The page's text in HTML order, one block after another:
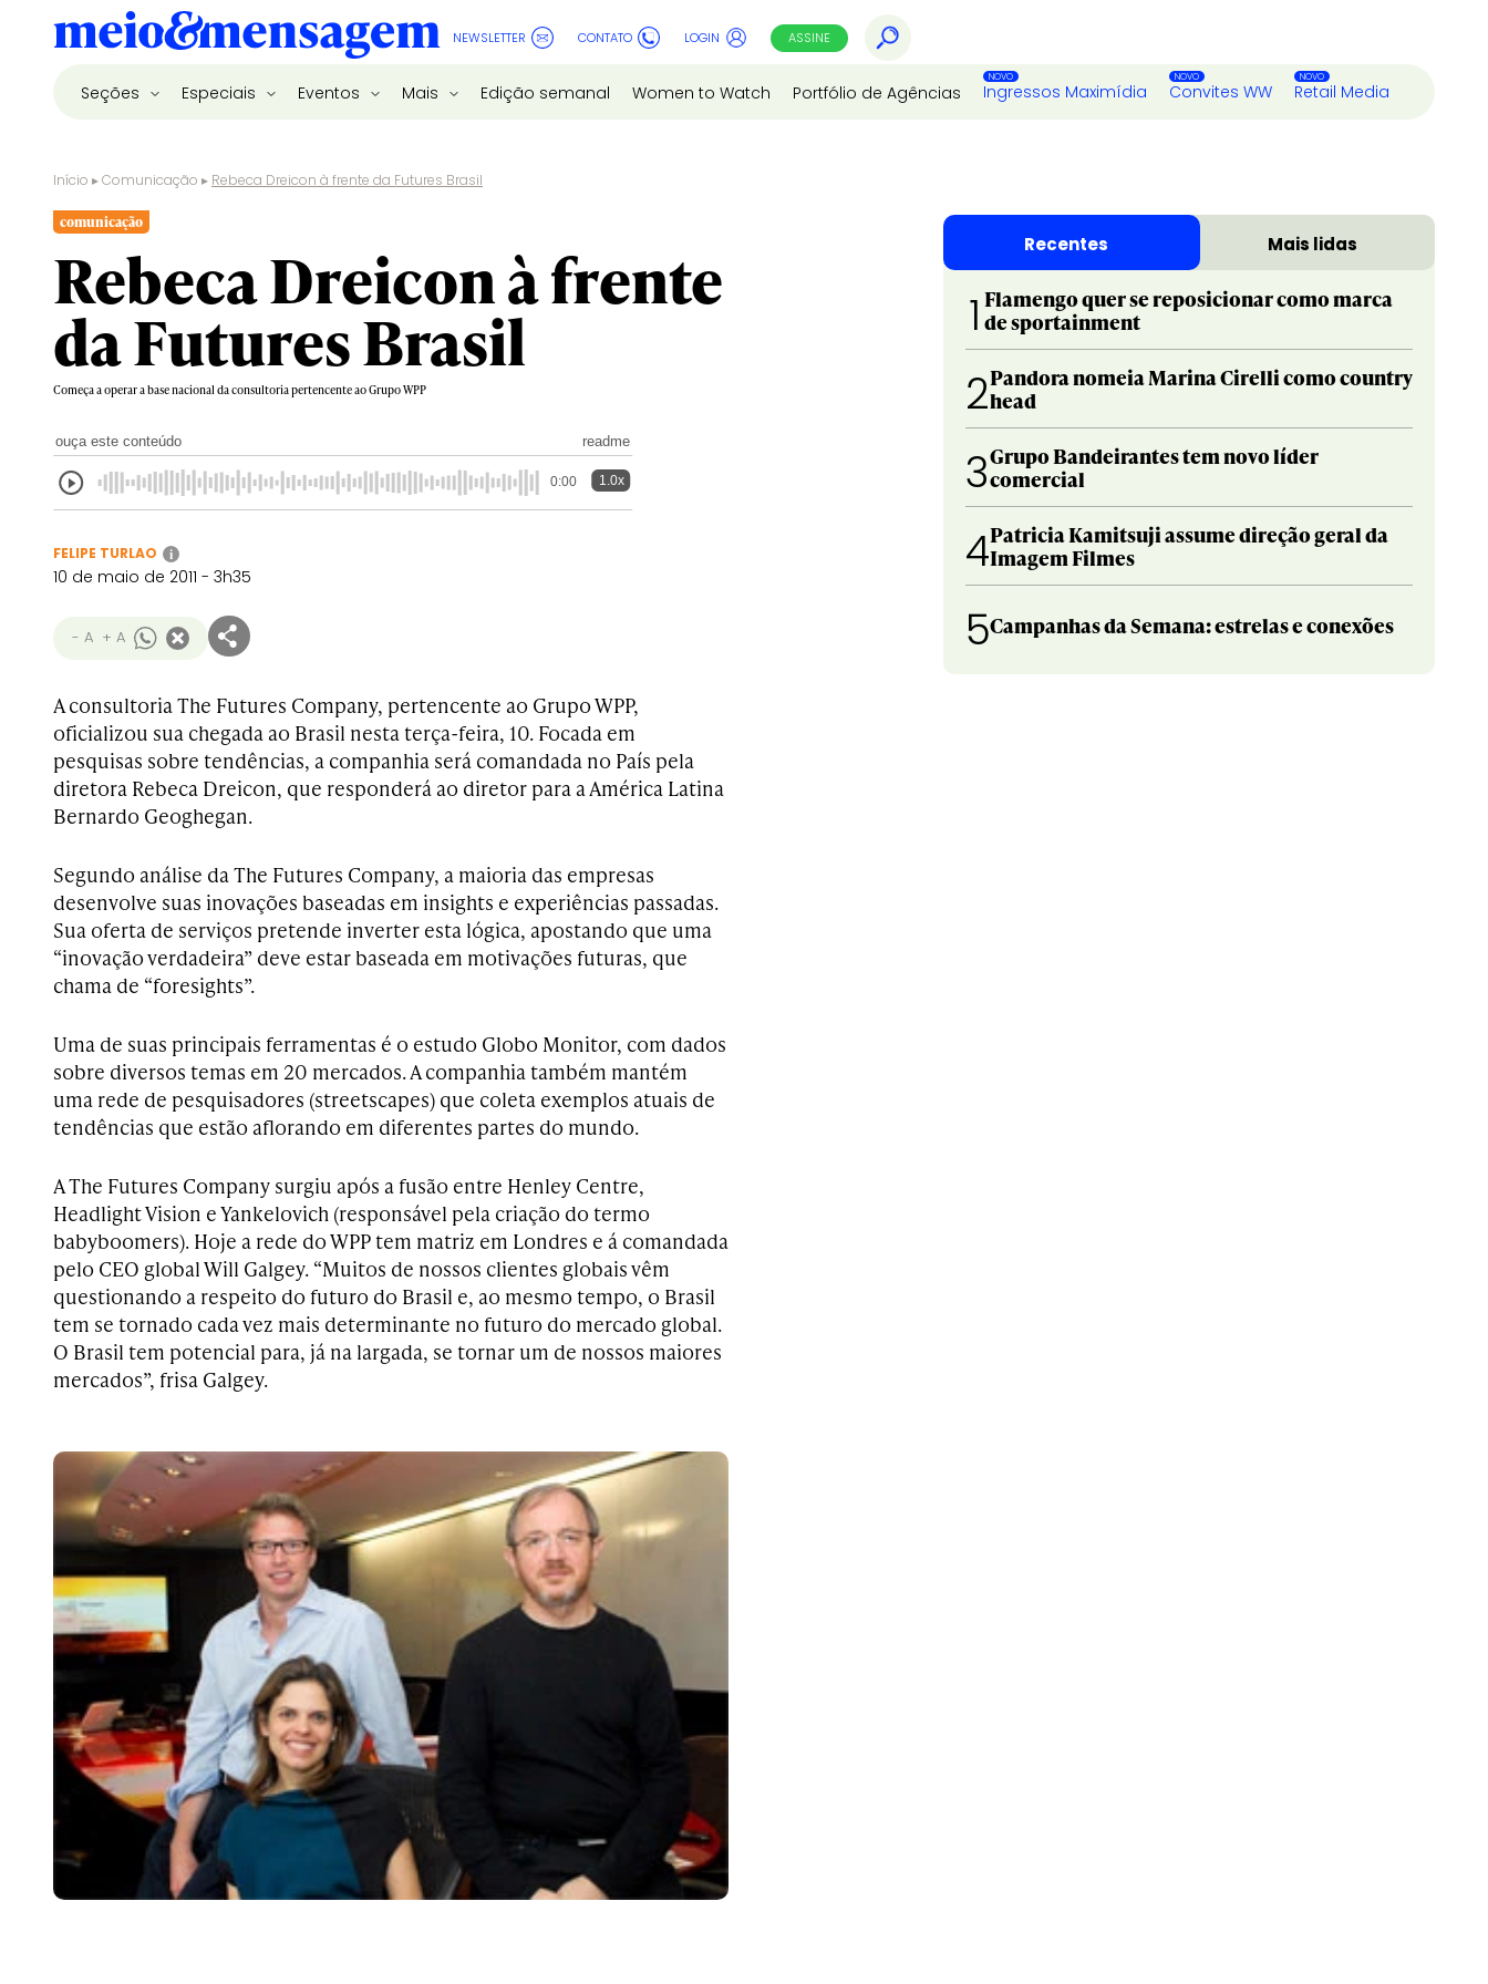
NEWSLETTER CONTATO LOGIN ASSINE
Seções Especiais Eventos Mais Edição semanal Women to Watch Portfólio de Agências Ingressos Maximídia Convites WW Retail Media
Início ▸Comunicação ▸ Rebeca Dreicon à frente da Futures Brasil
comunicação
Rebeca Dreicon à frente
da Futures Brasil
Começa a operar a base nacional da consultoria pertencente ao Grupo WPP
ouça este conteúdo readme
0:00 1.0x
FELIPE TURLAO i
10 de maio de 2011 - 3h35
- A + A
A consultoria The Futures Company, pertencente ao Grupo WPP,
oficializou sua chegada ao Brasil nesta terça-feira, 10. Focada em
pesquisas sobre tendências, a companhia será comandada no País pela
diretora Rebeca Dreicon, que responderá ao diretor para a América Latina
Bernardo Geoghegan.
Segundo análise da The Futures Company, a maioria das empresas
desenvolve suas inovações baseadas em insights e experiências passadas.
Sua oferta de serviços pretende inverter esta lógica, apostando que uma
“inovação verdadeira” deve estar baseada em motivações futuras, que
chama de “foresights”.
Uma de suas principais ferramentas é o estudo Globo Monitor, com dados
sobre diversos temas em 20 mercados. A companhia também mantém
uma rede de pesquisadores (streetscapes) que coleta exemplos atuais de
tendências que estão aflorando em diferentes partes do mundo.
A The Futures Company surgiu após a fusão entre Henley Centre,
Headlight Vision e Yankelovich (responsável pela criação do termo
babyboomers). Hoje a rede do WPP tem matriz em Londres e á comandada
pelo CEO global Will Galgey. “Muitos de nossos clientes globais vêm
questionando a respeito do futuro do Brasil e, ao mesmo tempo, o Brasil
tem se tornado cada vez mais determinante no futuro do mercado global.
O Brasil tem potencial para, já na largada, se tornar um de nossos maiores
mercados”, frisa Galgey.
Recentes Mais lidas
1 Flamengo quer se reposicionar como marca
de sportainment
2Pandora nomeia Marina Cirelli como country
head
3Grupo Bandeirantes tem novo líder
comercial
4Patricia Kamitsuji assume direção geral da
Imagem Filmes
5Campanhas da Semana: estrelas e conexões